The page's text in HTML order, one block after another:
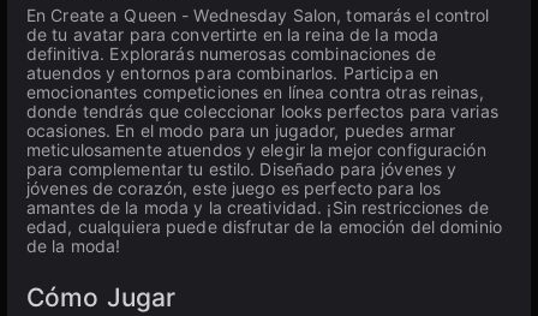
En Create a Queen - Wednesday Salon, tomarás el control
de tu avatar para convertirte en la reina de la moda
definitiva. Explorarás numerosas combinaciones de
atuendos y entornos para combinarlos. Participa en
emocionantes competiciones en línea contra otras reinas,
donde tendrás que coleccionar looks perfectos para varias
ocasiones. En el modo para un jugador, puedes armar
meticulosamente atuendos y elegir la mejor configuración
para complementar tu estilo. Diseñado para jóvenes y
jóvenes de corazón, este juego es perfecto para los
amantes de la moda y la creatividad. ¡Sin restricciones de
edad, cualquiera puede disfrutar de la emoción del dominio
de la moda!
Cómo Jugar